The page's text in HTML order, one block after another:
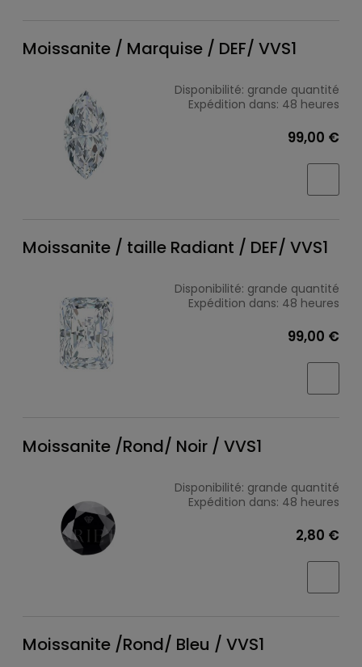
Moissanite / Marquise / DEF/ VVS1
Disponibilité: grande quantité
Expédition dans: 48 heures
99,00 €
Moissanite / taille Radiant / DEF/ VVS1
Disponibilité: grande quantité
Expédition dans: 48 heures
99,00 €
Moissanite /Rond/ Noir / VVS1
Disponibilité: grande quantité
Expédition dans: 48 heures
2,80 €
Moissanite /Rond/ Bleu / VVS1